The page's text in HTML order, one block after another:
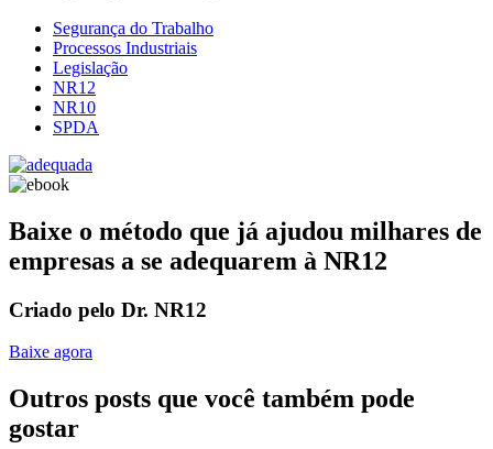
Segurança do Trabalho
Processos Industriais
Legislação
NR12
NR10
SPDA
Baixe o método que já ajudou milhares de
empresas a se adequarem à NR12
Criado pelo Dr. NR12
Baixe agora
Outros posts que você também pode
gostar